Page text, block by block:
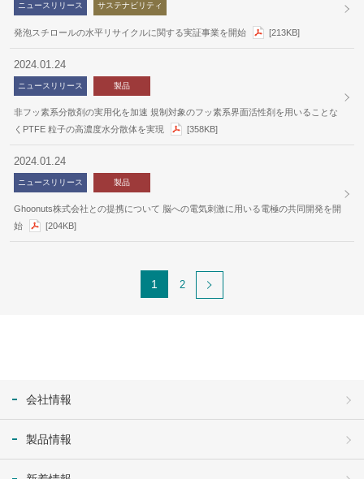
ニュースリリース サステナビリティ
発泡スチロールの水平リサイクルに関する実証事業を開始 [213KB]
2024.01.24
ニュースリリース 製品
非フッ素系分散剤の実用化を加速 規制対象のフッ素系界面活性剤を用いることな
くPTFE 粒子の高濃度水分散体を実現
[358KB]
2024.01.24
ニュースリリース 製品
Ghoonuts株式会社との提携について 脳への電気刺激に用いる電極の共同開発を開
始
[204KB]
1 2
会社情報
製品情報